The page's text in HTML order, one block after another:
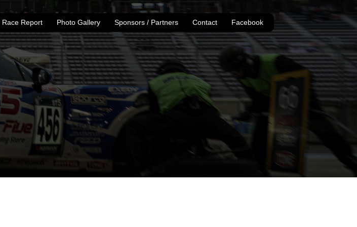
Race Report Photo Gallery Sponsors / Partners Contact Facebook